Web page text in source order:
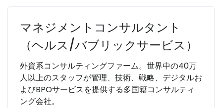
マネジメントコンサルタント
（ヘルス/バブリックサービス）
外資系コンサルティングファーム。世界中の40万
人以上のスタッフが管理、技術、戦略、デジタルお
よびBPOサービスを提供する多国籍コンサルティ
ング会社。